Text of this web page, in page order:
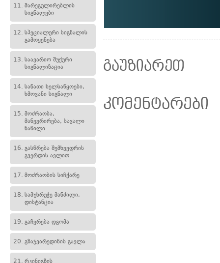
11. მარეგულირებლის
სიგნალები
12. სპეციალური სიგნალის
გამოყენება
13. საავარიო შუქური
სიგნალიზაცია
14. სანათი ხელსაწყოები,
ხმოვანი სიგნალი
15. მოძრაობა,
მანევრირება, სავალი
ნაწილი
16. გასწრება შემხვედრის
გვერდის ავლით
17. მოძრაობის სიჩქარე
18. სამუხრუჭე მანძილი,
დისტანცია
19. გაჩერება დგომა
20. გზაჯვარედინის გავლა
21. რკინიგზის
გაუზიარეთ
კომენტარები